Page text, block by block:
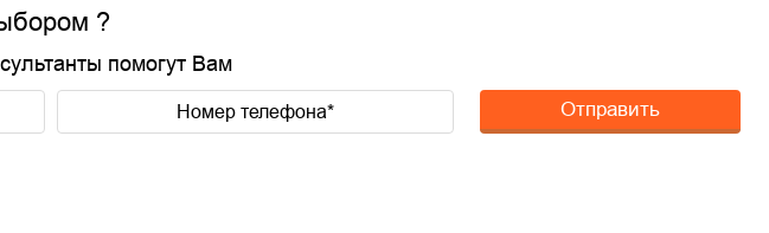
?
помогут Вам
Отправить